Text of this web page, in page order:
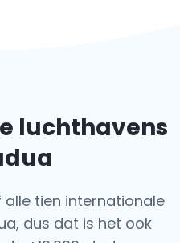
luchthavens
alle tien internationale
dus dat is het ook